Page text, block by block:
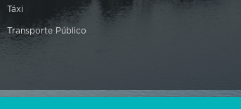
Táxi
Transporte Público